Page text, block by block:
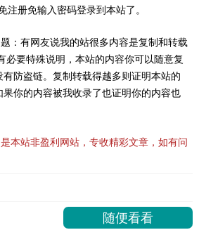
注册免输入密码登录到本站了。
有网友说我的站很多内容是复制和转载
必要特殊说明，本站的内容你可以随意复
防盗链。复制转载得越多则证明本站的
你的内容被我收录了也证明你的内容也
站非盈利网站，专收精彩文章，如有问